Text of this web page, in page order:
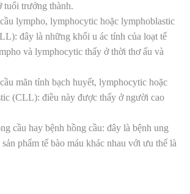
tuổi trưởng thành.
lympho, lymphocytic hoặc lymphoblastic
đây là những khối u ác tính của loạt tế
và lymphocytic thấy ở thời thơ ấu và
mãn tính bạch huyết, lymphocytic hoặc
(CLL): điều này được thấy ở người cao
cầu hay bệnh hồng cầu: đây là bệnh ung
phẩm tế bào máu khác nhau với ưu thế là